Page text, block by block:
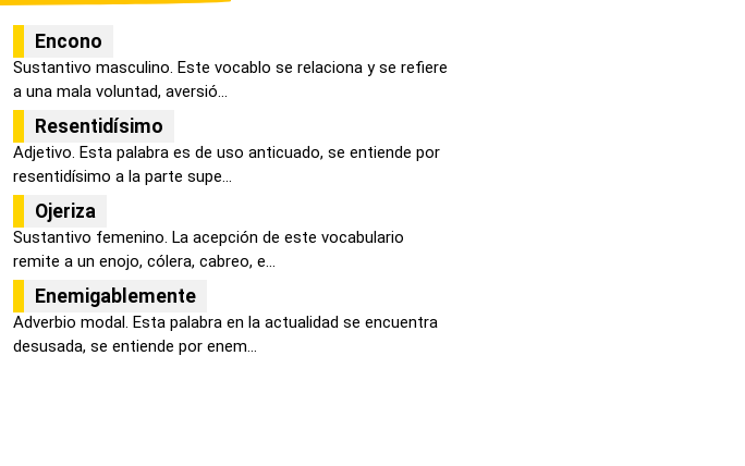
Encono
Sustantivo masculino. Este vocablo se relaciona y se refiere
a una mala voluntad, aversió...
Resentidísimo
Adjetivo. Esta palabra es de uso anticuado, se entiende por
resentidísimo a la parte supe...
Ojeriza
Sustantivo femenino. La acepción de este vocabulario
remite a un enojo, cólera, cabreo, e...
Enemigablemente
Adverbio modal. Esta palabra en la actualidad se encuentra
desusada, se entiende por enem...